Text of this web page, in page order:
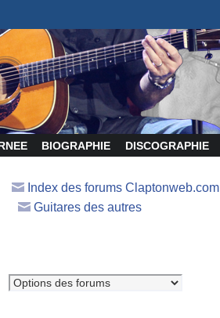
BIOGRAPHIE DISCOGRAPHIE
Index des forums Claptonweb.com
Guitares des autres